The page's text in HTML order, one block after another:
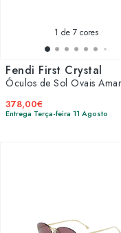
1 de 7 cores
Fendi First Crystal
Óculos de Sol Ovais
378,00€
Entrega Terça-feira 11 Agosto